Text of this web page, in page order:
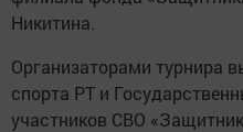
Никитина.
Организаторами турнира
спорта РТ и
участников СВО